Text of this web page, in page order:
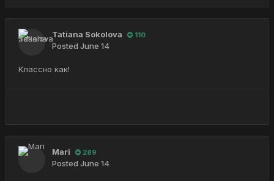
Tatiana Sokolova 110
Posted June 14
Классно как!
Mari 289
Posted June 14